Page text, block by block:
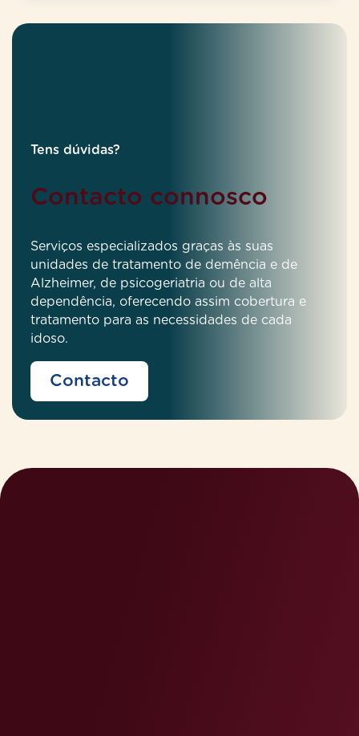
Tens dúvidas?
Contacto connosco
Serviços especializados graças às suas
unidades de tratamento de demência e de
Alzheimer, de psicogeriatria ou de alta
dependência, oferecendo assim cobertura e
tratamento para as necessidades de cada
idoso.
Contacto